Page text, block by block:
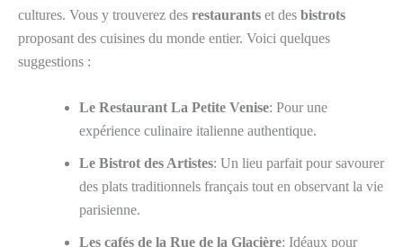
cultures. Vous y trouverez des restaurants et des bistrots
proposant des cuisines du monde entier. Voici quelques
suggestions :
Le Restaurant La Petite Venise: Pour une
expérience culinaire italienne authentique.
Le Bistrot des Artistes: Un lieu parfait pour savourer
des plats traditionnels français tout en observant la vie
parisienne.
Les cafés de la Rue de la Glacière: Idéaux pour